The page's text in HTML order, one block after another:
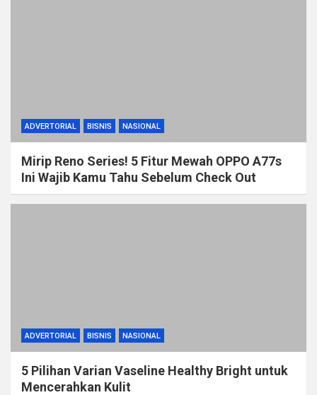
ADVERTORIAL BISNIS NASIONAL
Mirip Reno Series! 5 Fitur Mewah OPPO A77s
Ini Wajib Kamu Tahu Sebelum Check Out
ADVERTORIAL BISNIS NASIONAL
5 Pilihan Varian Vaseline Healthy Bright untuk
Mencerahkan Kulit